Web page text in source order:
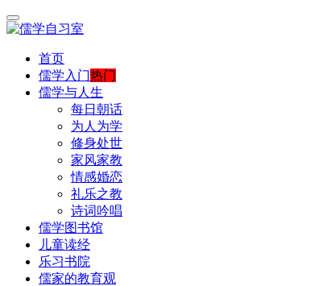
首页
儒学入门热门
儒学与人生
每日朝话
为人为学
修身处世
家风家教
情感婚恋
礼乐之教
诗词吟唱
儒学图书馆
儿童读经
乐习书院
儒家的教育观